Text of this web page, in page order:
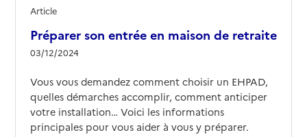
Source des données : Finess n° 290023456
Résidence Louise Le Roux
29200-Brest
02 98 05 64 00
Préparer son entrée en maison de retraite
03/12/2024
Article
Vous vous demandez comment choisir un EHPAD,
quelles démarches accomplir, comment anticiper
votre installation… Voici les informations
principales pour vous aider à vous y préparer.